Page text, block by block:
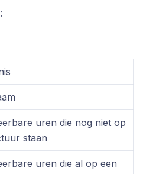
uren die nog niet op
staan
uren die al op een